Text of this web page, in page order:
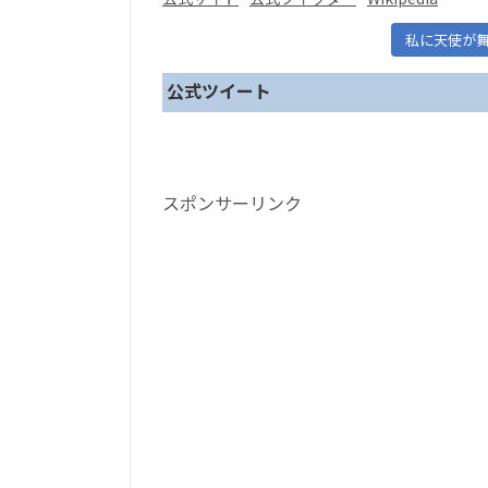
私に天使が
公式ツイート
スポンサーリンク